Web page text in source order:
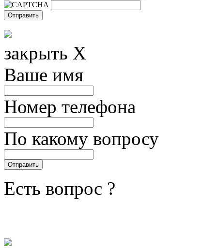
закрыть X
Ваше имя
Номер телефона
По какому вопросу
Есть вопрос ?